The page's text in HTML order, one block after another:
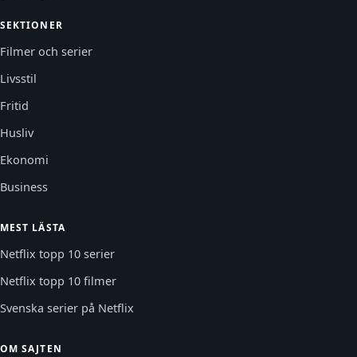
SEKTIONER
Filmer och serier
Livsstil
Fritid
Husliv
Ekonomi
Business
MEST LÄSTA
Netflix topp 10 serier
Netflix topp 10 filmer
Svenska serier på Netflix
OM SAJTEN